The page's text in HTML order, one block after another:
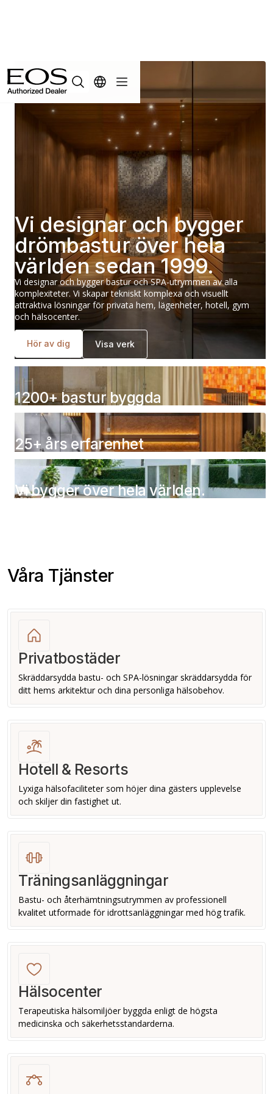
Vi designar och bygger
drömbastur över hela
världen sedan 1999.
Vi designar och bygger bastur och SPA-utrymmen av alla
komplexiteter. Vi skapar tekniskt komplexa och visuellt
attraktiva lösningar för privata hem, lägenheter, hotell, gym
och hälsocenter.
Hör av dig Visa verk
1200+ bastur byggda
25+ års erfarenhet
Vi bygger över hela världen.
Våra Tjänster
Privatbostäder
Skräddarsydda bastu- och SPA-lösningar skräddarsydda för
ditt hems arkitektur och dina personliga hälsobehov.
Hotell & Resorts
Lyxiga hälsofaciliteter som höjer dina gästers upplevelse
och skiljer din fastighet ut.
Träningsanläggningar
Bastu- och återhämtningsutrymmen av professionell
kvalitet utformade för idrottsanläggningar med hög trafik.
Hälsocenter
Terapeutiska hälsomiljöer byggda enligt de högsta
medicinska och säkerhetsstandarderna.